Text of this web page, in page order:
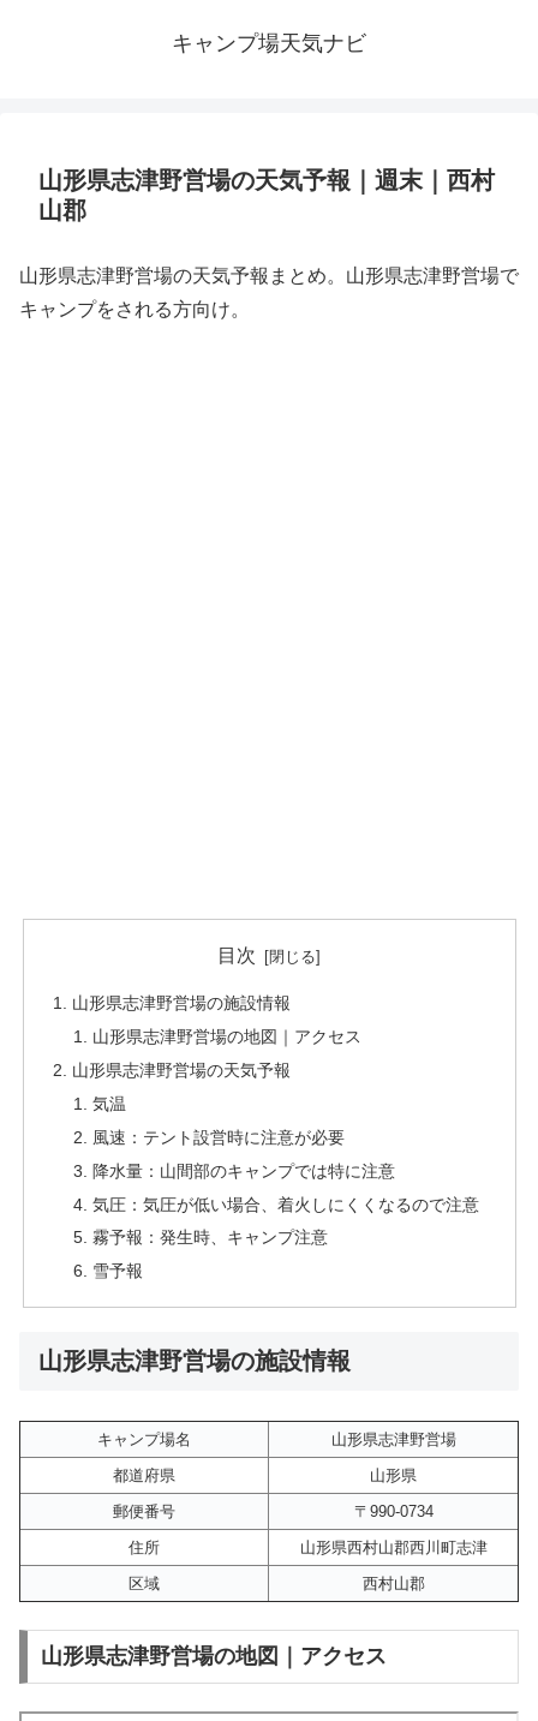
キャンプ場天気ナビ
山形県志津野営場の天気予報｜週末｜西村
山郡
山形県志津野営場の天気予報まとめ。山形県志津野営場で
キャンプをされる方向け。
目次
山形県志津野営場の施設情報
山形県志津野営場の地図｜アクセス
山形県志津野営場の天気予報
気温
風速：テント設営時に注意が必要
降水量：山間部のキャンプでは特に注意
気圧：気圧が低い場合、着火しにくくなるので注意
霧予報：発生時、キャンプ注意
雪予報
山形県志津野営場の施設情報
キャンプ場名
山形県志津野営場
都道府県
山形県
郵便番号
〒990-0734
住所
山形県西村山郡西川町志津
区域
西村山郡
山形県志津野営場の地図｜アクセス